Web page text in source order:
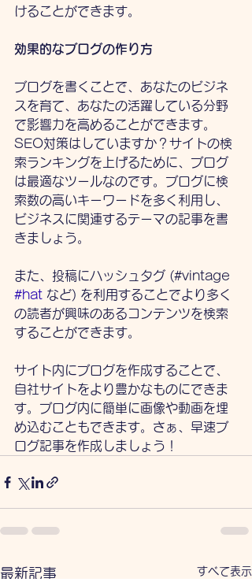
けることができます。
効果的なブログの作り方
ブログを書くことで、あなたのビジネ
スを育て、あなたの活躍している分野
で影響力を高めることができます。
SEO対策はしていますか？サイトの検
索ランキングを上げるために、ブログ
は最適なツールなのです。ブログに検
索数の高いキーワードを多く利用し、
ビジネスに関連するテーマの記事を書
きましょう。
また、投稿にハッシュタグ (#vintage
#hat など) を利用することでより多く
の読者が興味のあるコンテンツを検索
することができます。
サイト内にブログを作成することで、
自社サイトをより豊かなものにできま
す。ブログ内に簡単に画像や動画を埋
め込むこともできます。さぁ、早速ブ
ログ記事を作成しましょう！
最新記事 すべて表示